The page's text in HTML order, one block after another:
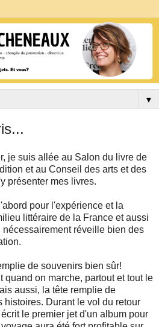
▼
je suis allée au Salon du livre de
et au Conseil des arts et des
présenter mes livres.
pour l'expérience et la
littéraire de la France et aussi
réveille bien des
de souvenirs bien sûr!
quand on marche, partout et tout le
aussi, la tête remplie de
histoires. Durant le vol du retour
le premier jet d'un album pour